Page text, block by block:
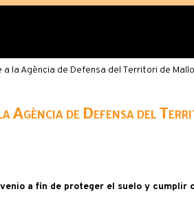
la Agència de Defensa del Territori de
la Agència de Defensa del
a fin de proteger el suelo y cumplir